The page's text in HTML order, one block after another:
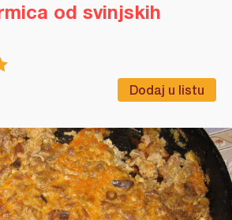
Dodaj u listu
od svinjskih